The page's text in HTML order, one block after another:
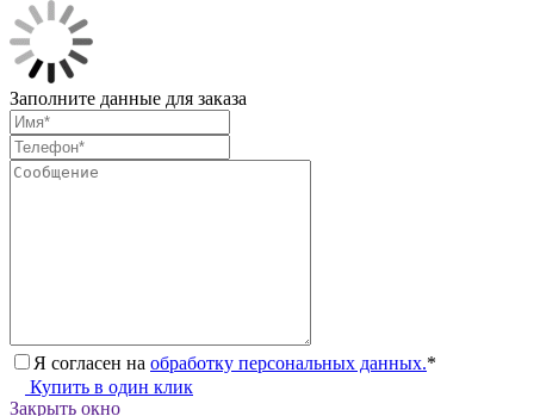
Заполните данные для заказа
Я согласен на обработку персональных данных.*
Купить в один клик
Закрыть окно